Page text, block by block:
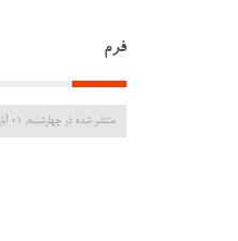
فرم
منتشر شده در چهارشنبه, 01 آبان 1398 11:47